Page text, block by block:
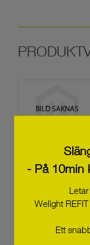
- På 10min
Welight
Ett